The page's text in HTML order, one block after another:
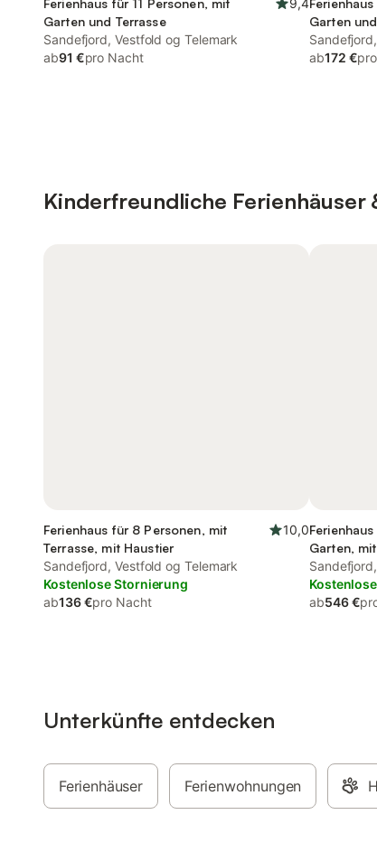
Ferienhaus für 11 Personen, mit
Garten und Terrasse
9,4
Sandefjord, Vestfold og Telemark
ab91 €pro Nacht
Garten
ab172 €
Kinderfreundliche Ferienhäuser
Ferienhaus für 8 Personen, mit
Terrasse, mit Haustier
10,0
Sandefjord, Vestfold og Telemark
Kostenlose Stornierung
ab136 €pro Nacht
Garten,
ab546 €
Unterkünfte entdecken
Ferienhäuser Ferienwohnungen